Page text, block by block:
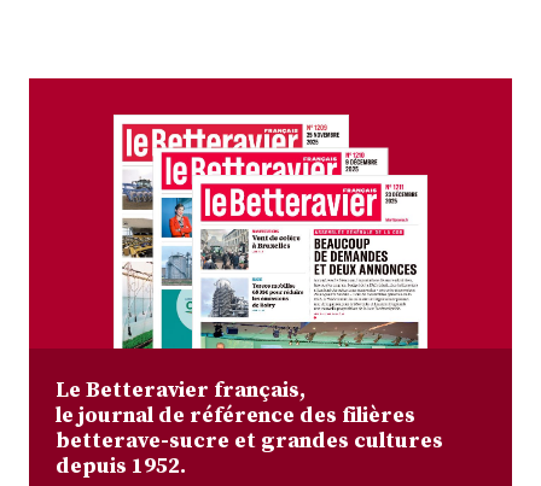
Le Betteravier français,
le journal de référence des filières
betterave-sucre et grandes cultures
depuis 1952.